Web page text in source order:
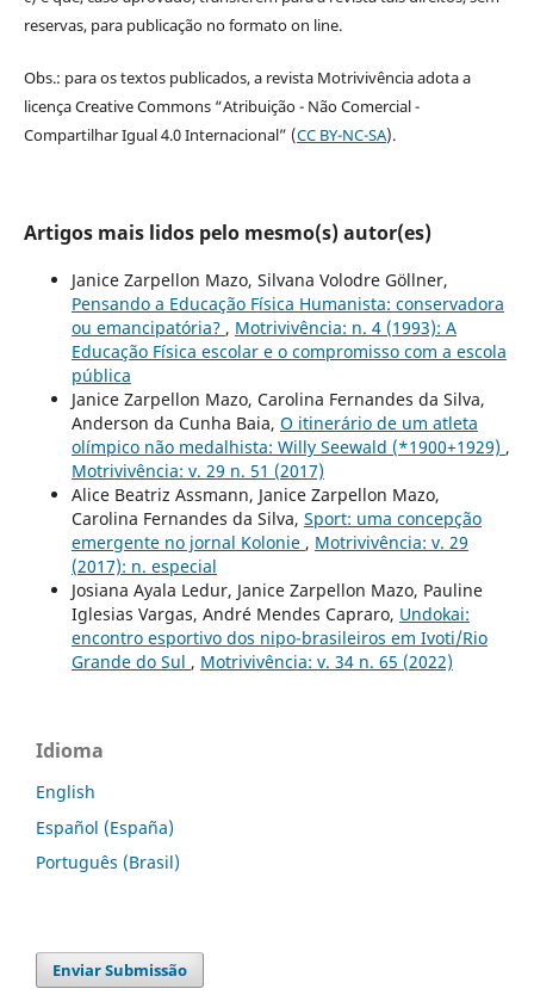
reservas, para publicação no formato on line.
Obs.: para os textos publicados, a revista Motrivivência adota a
licença Creative Commons “Atribuição - Não Comercial -
Compartilhar Igual 4.0 Internacional” (CC BY-NC-SA).
Artigos mais lidos pelo mesmo(s) autor(es)
Janice Zarpellon Mazo, Silvana Volodre Göllner,
Pensando a Educação Física Humanista: conservadora
ou emancipatória? , Motrivivência: n. 4 (1993): A
Educação Física escolar e o compromisso com a escola
pública
Janice Zarpellon Mazo, Carolina Fernandes da Silva,
Anderson da Cunha Baia, O itinerário de um atleta
olímpico não medalhista: Willy Seewald (*1900+1929) ,
Motrivivência: v. 29 n. 51 (2017)
Alice Beatriz Assmann, Janice Zarpellon Mazo,
Carolina Fernandes da Silva, Sport: uma concepção
emergente no jornal Kolonie , Motrivivência: v. 29
(2017): n. especial
Josiana Ayala Ledur, Janice Zarpellon Mazo, Pauline
Iglesias Vargas, André Mendes Capraro, Undokai:
encontro esportivo dos nipo-brasileiros em Ivoti/Rio
Grande do Sul , Motrivivência: v. 34 n. 65 (2022)
Idioma
English
Español (España)
Português (Brasil)
Enviar Submissão